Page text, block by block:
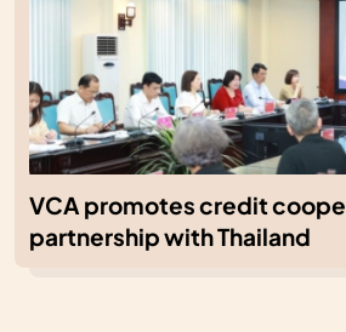
VCA promotes credit
partnership with Thailand